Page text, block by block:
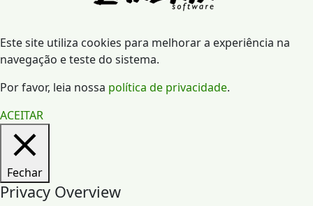
Este site utiliza cookies para melhorar a experiência na
navegação e teste do sistema.
Por favor, leia nossa política de privacidade.
ACEITAR
Fechar
Privacy Overview